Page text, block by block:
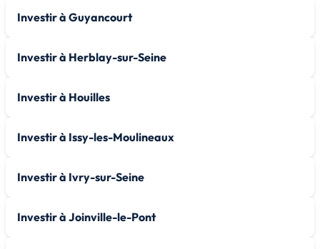
Investir à Guyancourt
Investir à Herblay-sur-Seine
Investir à Houilles
Investir à Issy-les-Moulineaux
Investir à Ivry-sur-Seine
Investir à Joinville-le-Pont